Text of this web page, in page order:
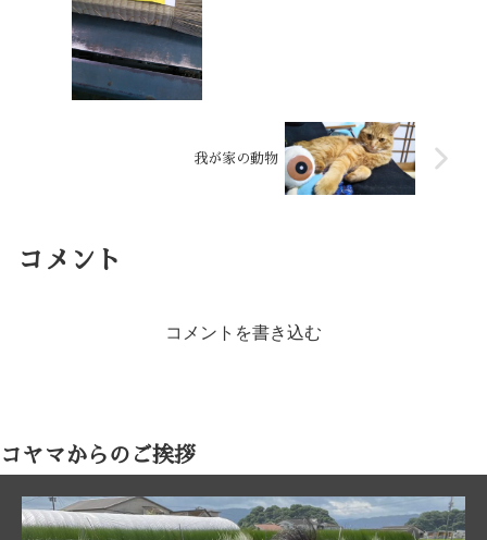
我が家の動物
コメント
コメントを書き込む
コヤマからのご挨拶